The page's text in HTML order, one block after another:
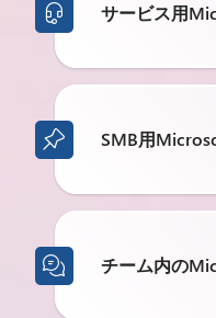
 サービス用
 SMB用
 チーム内の